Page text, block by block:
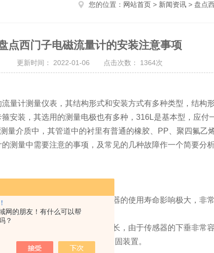
网的朋友！有什么可以帮
？
您的位置： 网站首页 > 新闻资讯 > 盘点
点西门子电磁流量计的安装注意事项
更新时间： 2022-01-06 点击次数： 1364次
量计测量仪表，其结构形式和安装方式有多种类型，结构
安装，其选用的测量电极也有多种，316L是基本型，应付
量介质中，其管道中的衬里有普通的橡胶、PP、聚四氟乙
测量中需要注意的事项，及常见的几种故障作一个简要分析
，不断地开关阀门，对传感器的使用寿命影响极大，非常
上安装传感器，这样时间一长，由于传感器的下垂非常
的上下游2D处分别设置管道紧固装置。